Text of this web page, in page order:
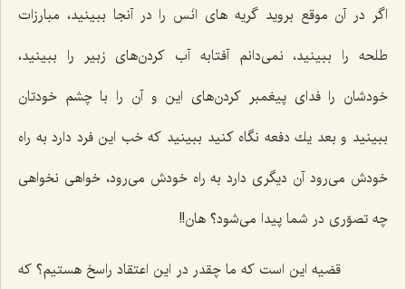
اگر در آن موقع بروید گریه های انَس را در آنجا ببینید، مبارزات
طلحه را ببینید، نمی‌دانم آفتابه آب كردن‌های زبیر را ببینید،
خودشان را فدای پیغمبر كردن‌های این و آن را با چشم خودتان
ببینید و بعد یك دفعه نگاه كنید ببینید كه خب این فرد دارد به راه
خودش می‌رود آن دیگری دارد به راه خودش می‌رود، خواهی نخواهی
چه تصوّری در شما پیدا می‌شود؟ هان!!
قضیه این است كه ما چقدر در این اعتقاد راسخ هستیم؟ كه